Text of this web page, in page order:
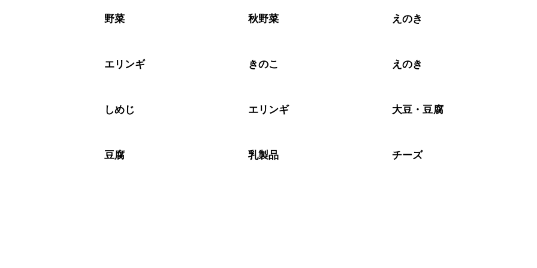
※日持ちは目安です。
野菜 秋野菜 えのき
エリンギ きのこ えのき
しめじ エリンギ 大豆・豆腐
豆腐 乳製品 チーズ